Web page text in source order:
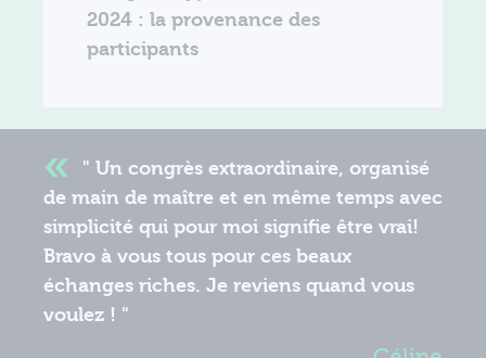
2024 : la provenance des
participants
" Un congrès extraordinaire, organisé
de main de maître et en même temps avec
simplicité qui pour moi signifie être vrai!
Bravo à vous tous pour ces beaux
échanges riches. Je reviens quand vous
voulez ! "